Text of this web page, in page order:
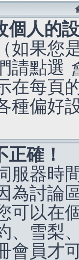
個人的
如果您
請點選
在每頁
種偏好
確！
服器時
為討論
可以在
、雪梨
會員才